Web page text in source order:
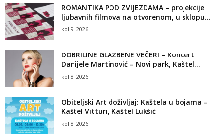
ROMANTIKA POD ZVIJEZDAMA – projekcije
ljubavnih filmova na otvorenom, u sklopu...
kol 9, 2026
DOBRILINE GLAZBENE VEČERI – Koncert
Danijele Martinović – Novi park, Kaštel...
kol 8, 2026
Obiteljski Art doživljaj: Kaštela u bojama –
Kaštel Vitturi, Kaštel Lukšić
kol 8, 2026